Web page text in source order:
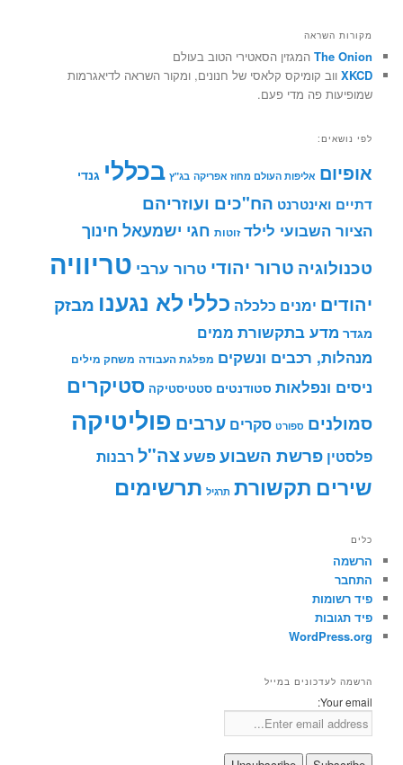
מקורות השראה
The Onion המגזין הסאטירי הטוב בעולם
XKCD ווב קומיקס קלאסי של חנונים, ומקור השראה לדיאגרמות
שמופיעות פה מדי פעם.
לפי נושאים:
אופיום אליפות העולם מחוז אפריקה בג"ץ בכללי גנדי
דתיים ואינטרנט הח"כים ועוזריהם
הציור השבועי לילד זוטות חגי ישמעאל חינוך
טכנולוגיה טרור יהודי טרור ערבי טריוויה
יהודים ימנים כלכלה כללי לא נגענו מבזק
מגדר מדע בתקשורת ממים
מנהלות, רכבים ונשקים מפלגת העבודה משחק מילים
ניסים ונפלאות סטודנטים סטטיסטיקה סטיקרים
סמולנים ספורט סקרים ערבים פוליטיקה
פלסטין פרשת השבועפשעצה"ל רבנות
שירים תקשורת תרגיל תרשימים
כלים
הרשמה
התחבר
פיד רשומות
פיד תגובות
WordPress.org
הרשמה לעדכונים במייל
Your email: